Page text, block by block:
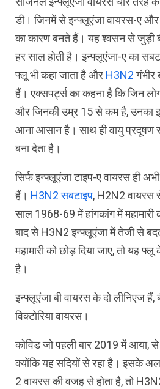
डी। जिनमें से इन्फ्लूएंजा वायरस-ए
का कारण बनते हैं। यह श्वसन से जुड़ी
हर साल होती है। इन्फ्लूएंजा-ए का
फ्लू भी कहा जाता है और H3N2गंभीर
हैं। एक्सपर्ट्स का कहना है कि जिन
और जिनकी उम्र 15 से कम है, उनका
आना आसान है। साथ ही वायु
बना देता है।
सिर्फ इन्फ्लूएंजा टाइप-ए वायरस ही
हैं। H3N2 सबटाइप, H2N2 वायरस
साल 1968-69 में हांगकांग में
बाद से H3N2 इन्फ्लूएंजा में तेजी से
महामारी को छोड़ दिया जाए, तो यह
है।
इन्फ्लूएंजा बी वायरस के दो लीनिएज हैं,
विक्टोरिया वायरस।
कोविड जो पहली बार 2019 में
क्योंकि यह सदियों से रहा है। इसके
2 वायरस की वजह से होता है, तो